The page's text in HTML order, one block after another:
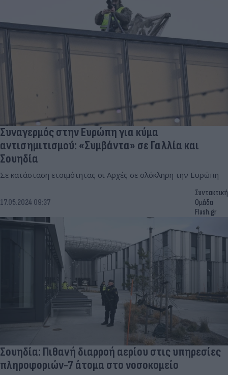
Συναγερμός στην Ευρώπη για κύμα
αντισημιτισμού: «Συμβάντα» σε Γαλλία και
Σουηδία
Σε κατάσταση ετοιμότητας οι Αρχές σε ολόκληρη την Ευρώπη
17.05.2024 09:37
Συντακτική
Ομάδα
Flash.gr
Σουηδία: Πιθανή διαρροή αερίου στις υπηρεσίες
πληροφοριών-7 άτομα στο νοσοκομείο